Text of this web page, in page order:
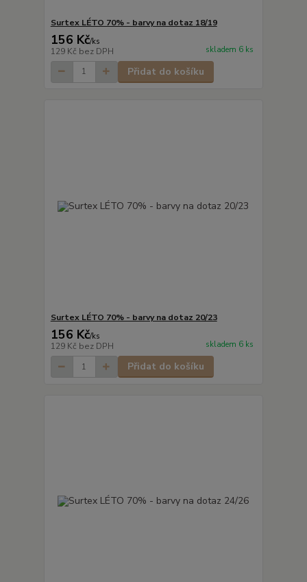
Surtex LÉTO 70% - barvy na dotaz 18/19
156 Kč/ks
129 Kč bez DPH skladem 6 ks
Přidat do košíku
Surtex LÉTO 70% - barvy na dotaz 20/23
156 Kč/ks
129 Kč bez DPH skladem 6 ks
Přidat do košíku